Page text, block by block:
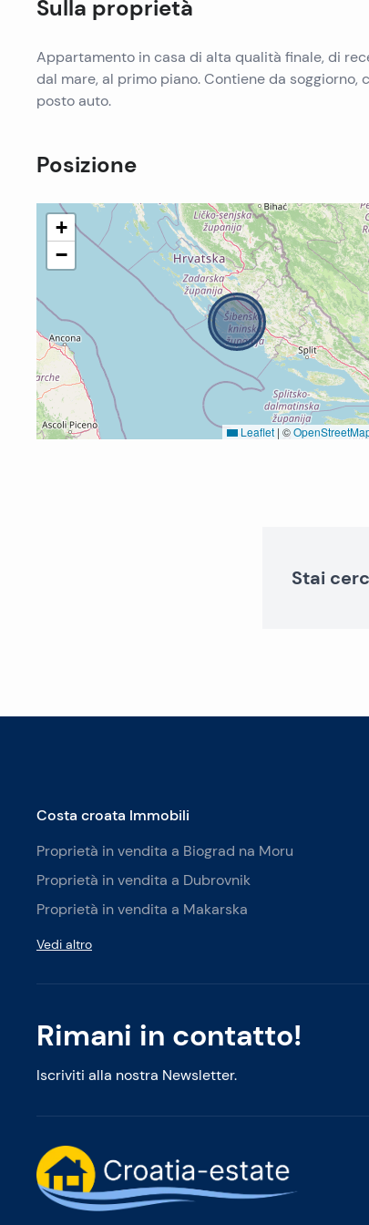
Sulla proprietà
Appartamento in casa di alta qualità finale, di
dal mare, al primo piano. Contiene da soggiorno,
posto auto.
Posizione
+
−
Leaflet | ©
Stai
Rimani in contatto!
Iscriviti alla nostra Newsletter.
Costa croata Immobili
Proprietà in vendita a Biograd na Moru
Proprietà in vendita a Dubrovnik
Proprietà in vendita a Makarska
Vedi altro